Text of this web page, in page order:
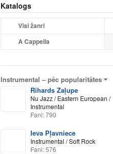
Katalogs
Visi žanri
A Cappella
Instrumental –pēc popularitātes
Rihards Zaļupe
Nu Jazz / Eastern European /
Instrumental
Fani: 790
Ieva Pļavniece
Instrumental / Soft Rock
Fani: 576